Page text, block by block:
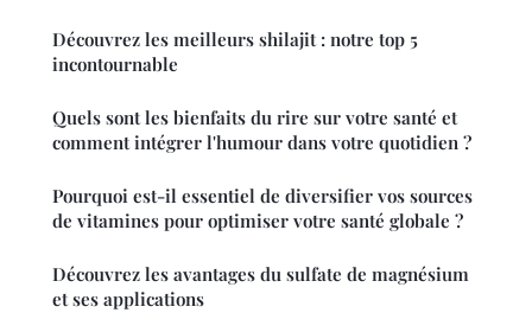
Découvrez les meilleurs shilajit : notre top 5
incontournable
Quels sont les bienfaits du rire sur votre santé et
comment intégrer l'humour dans votre quotidien ?
Pourquoi est-il essentiel de diversifier vos sources
de vitamines pour optimiser votre santé globale ?
Découvrez les avantages du sulfate de magnésium
et ses applications